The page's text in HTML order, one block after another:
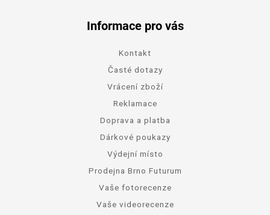
Informace pro vás
Kontakt
Časté dotazy
Vrácení zboží
Reklamace
Doprava a platba
Dárkové poukazy
Výdejní místo
Prodejna Brno Futurum
Vaše fotorecenze
Vaše videorecenze